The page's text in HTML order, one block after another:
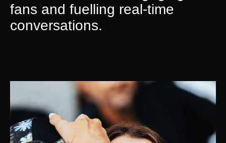
fans and fuelling real-time
conversations.